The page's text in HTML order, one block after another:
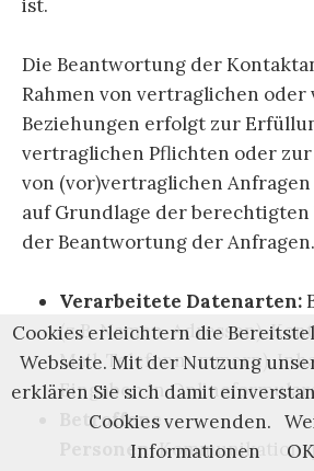
ist.
Die Beantwortung der
Rahmen von vertraglichen
Beziehungen erfolgt zur
vertraglichen Pflichten oder
von (vor)vertraglichen
auf Grundlage der berechtigten
der Beantwortung der Anfragen.
Verarbeitete Datenarten:
(z.B. Namen, Adressen),
Mail, Telefonnummern),
Eingaben in
Betroffene
Personen:
Cookies erleichtern die
Webseite. Mit der Nutzung
erklären Sie sich damit
Cookies verwenden.
Informationen
OK